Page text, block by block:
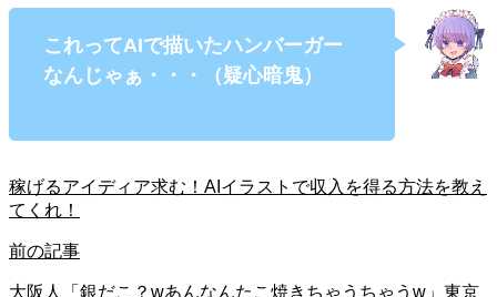
これってAIで描いたハンバーガー
なんじゃぁ・・・（疑心暗鬼）
稼げるアイディア求む！AIイラストで収入を得る方法を教え
てくれ！
前の記事
大阪人「銀だこ？wあんなんたこ焼きちゃうちゃうw」東京